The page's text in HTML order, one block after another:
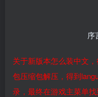
序
关于新版本怎么装中文
包压缩包解压，得到
录，最终在游戏主菜单